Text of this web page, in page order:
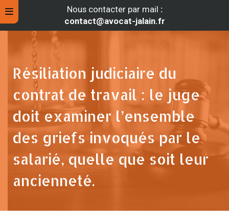
Nous contacter par mail :
contact@avocat-jalain.fr
Résiliation judiciaire du
contrat de travail : le juge
doit examiner l’ensemble
des griefs invoqués par le
salarié, quelle que soit leur
ancienneté.